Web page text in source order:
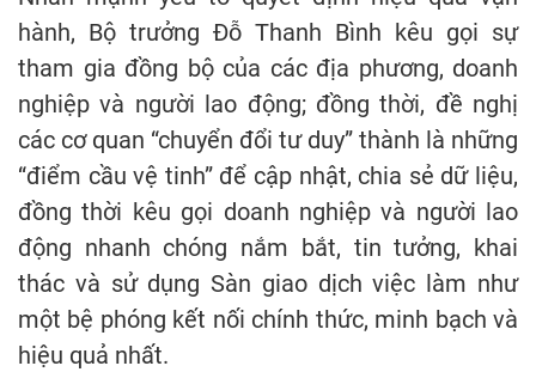
hành, Bộ trưởng Đỗ Thanh Bình kêu gọi sự
tham gia đồng bộ của các địa phương, doanh
nghiệp và người lao động; đồng thời, đề nghị
các cơ quan “chuyển đổi tư duy” thành là những
“điểm cầu vệ tinh” để cập nhật, chia sẻ dữ liệu,
đồng thời kêu gọi doanh nghiệp và người lao
động nhanh chóng nắm bắt, tin tưởng, khai
thác và sử dụng Sàn giao dịch việc làm như
một bệ phóng kết nối chính thức, minh bạch và
hiệu quả nhất.